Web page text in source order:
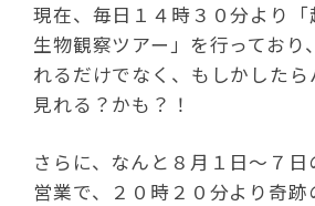
現在、毎日１４時３０分より
生物観察ツアー」を行っており
れるだけでなく、もしかした
見れる？かも？！
さらに、なんと８月１日～７
営業で、２０時２０分より奇跡